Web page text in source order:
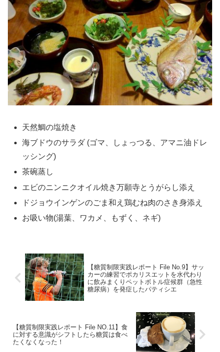
天然鯛の塩焼き
海ブドウのサラダ (ゴマ、しょっつる、アマニ油ドレ
ッシング)
茶碗蒸し
エビのニンニクオイル焼き万願寺とうがらし添え
ドジョウインゲンのごま和え鶏むね肉のさき身添え
お吸い物(湯葉、ワカメ、もずく、ネギ)
【糖質制限実践レポート File No.9】サッ
カーの練習でポカリスエットを水代わり
に飲みまくりペットボトル症候群（急性
糖尿病）を発症したパティシエ
【糖質制限実践レポート File NO.11】食
に対する意識がシフトしたら糖質は食べ
たくなくなった！